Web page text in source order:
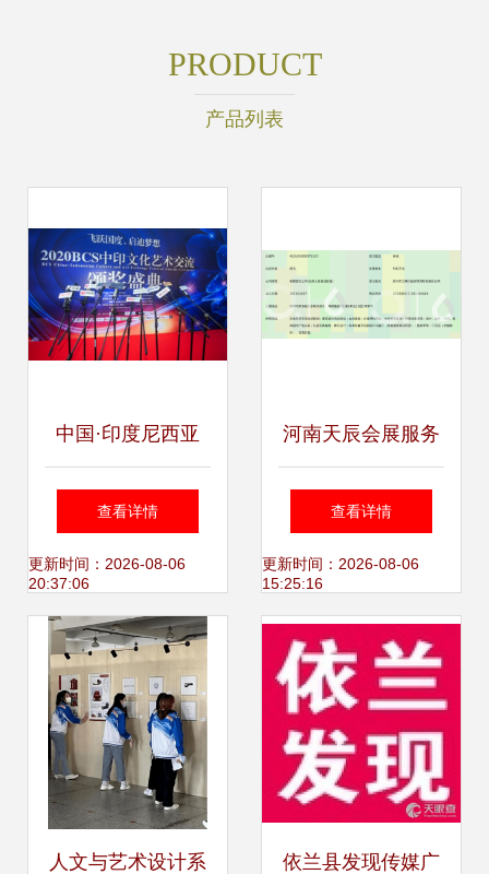
PRODUCT
产品列表
中国·印度尼西亚
BCS文化艺术交流
盛典 海岛演义助力
文化交流新篇章
查看详情
更新时间：2026-08-06
20:37:06
河南天辰会展服务
— 深耕文化艺术交
流，赋能中原创意
产业
查看详情
更新时间：2026-08-06
15:25:16
人文与艺术设计系 依兰县发现传媒广